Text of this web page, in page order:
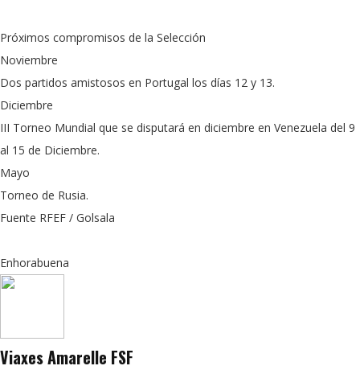
Próximos compromisos de la Selección
Noviembre
Dos partidos amistosos en Portugal los días 12 y 13.
Diciembre
III Torneo Mundial que se disputará en diciembre en Venezuela del 9
al 15 de Diciembre.
Mayo
Torneo de Rusia.
Fuente RFEF / Golsala
Enhorabuena
Viaxes Amarelle FSF